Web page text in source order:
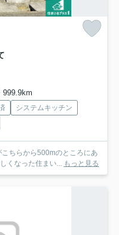
999.9km
システムキッチン
ちらから500mのところにあ
くなった住まい...
もっと見る